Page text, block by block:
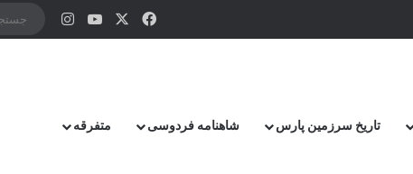
که دیوی است ستمکار و دیر ساز فیس بوکیوتیوباینستاگرام
تاریخ سرزمین پارس شاهنامه فردوسی متفرقه